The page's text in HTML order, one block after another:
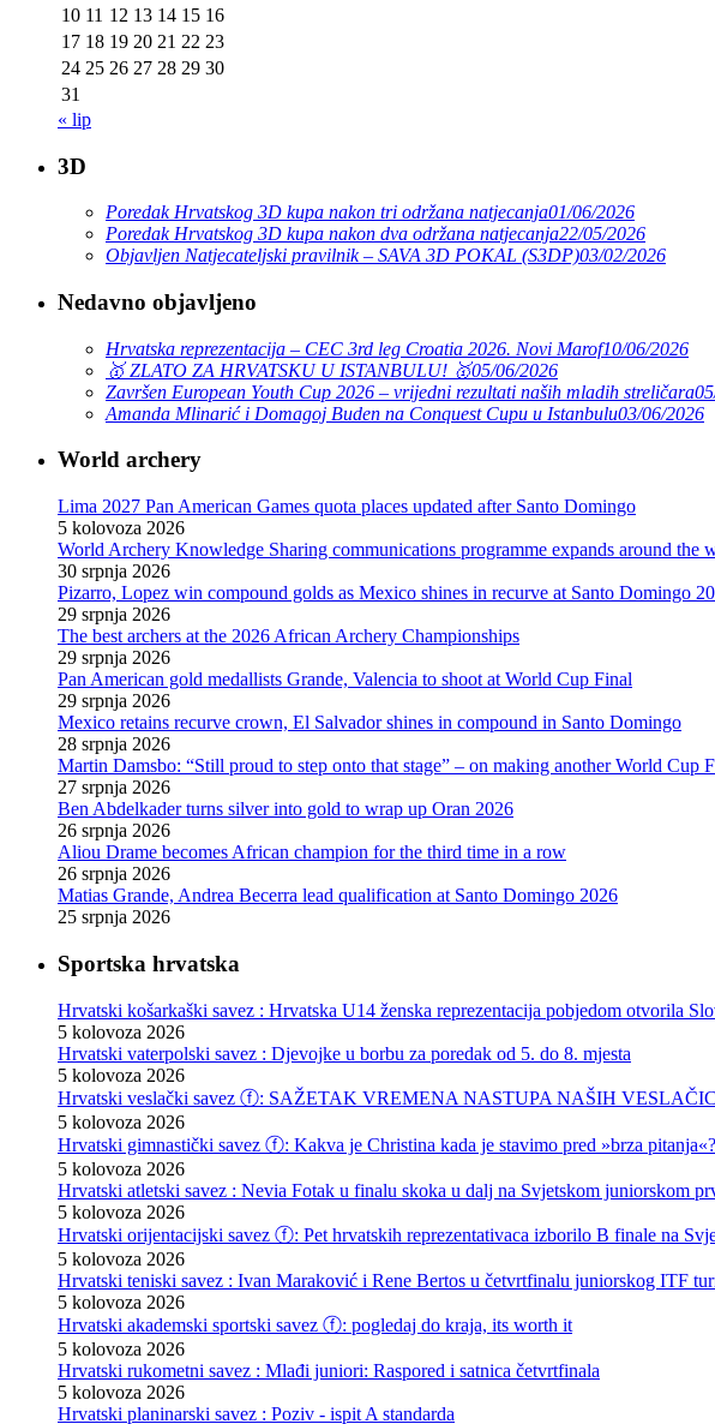
10 11 12 13 14 15 16
17 18 19 20 21 22 23
24 25 26 27 28 29 30
31
« lip
3D
Poredak Hrvatskog 3D kupa nakon tri održana natjecanja01/06/2026
Poredak Hrvatskog 3D kupa nakon dva održana natjecanja22/05/2026
Objavljen Natjecateljski pravilnik – SAVA 3D POKAL (S3DP)03/02/2026
Nedavno objavljeno
Hrvatska reprezentacija – CEC 3rd leg Croatia 2026. Novi Marof10/06/2026
🥇 ZLATO ZA HRVATSKU U ISTANBULU! 🥇05/06/2026
Završen European Youth Cup 2026 – vrijedni rezultati naših mladih streličara
Amanda Mlinarić i Domagoj Buden na Conquest Cupu u Istanbulu03/06/2026
World archery
Lima 2027 Pan American Games quota places updated after Santo Domingo
5 kolovoza 2026
World Archery Knowledge Sharing communications programme expands around the
30 srpnja 2026
Pizarro, Lopez win compound golds as Mexico shines in recurve at Santo Domingo
29 srpnja 2026
The best archers at the 2026 African Archery Championships
29 srpnja 2026
Pan American gold medallists Grande, Valencia to shoot at World Cup Final
29 srpnja 2026
Mexico retains recurve crown, El Salvador shines in compound in Santo Domingo
28 srpnja 2026
Martin Damsbo: “Still proud to step onto that stage” – on making another World Cup
27 srpnja 2026
Ben Abdelkader turns silver into gold to wrap up Oran 2026
26 srpnja 2026
Aliou Drame becomes African champion for the third time in a row
26 srpnja 2026
Matias Grande, Andrea Becerra lead qualification at Santo Domingo 2026
25 srpnja 2026
Sportska hrvatska
Hrvatski košarkaški savez : Hrvatska U14 ženska reprezentacija pobjedom otvorila
5 kolovoza 2026
Hrvatski vaterpolski savez : Djevojke u borbu za poredak od 5. do 8. mjesta
5 kolovoza 2026
Hrvatski veslački savez ⓕ: SAŽETAK VREMENA NASTUPA NAŠIH
5 kolovoza 2026
Hrvatski gimnastički savez ⓕ: Kakva je Christina kada je stavimo pred »brza pitanja«?
5 kolovoza 2026
Hrvatski atletski savez : Nevia Fotak u finalu skoka u dalj na Svjetskom juniorskom
5 kolovoza 2026
Hrvatski orijentacijski savez ⓕ: Pet hrvatskih reprezentativaca izborilo B finale na
5 kolovoza 2026
Hrvatski teniski savez : Ivan Maraković i Rene Bertos u četvrtfinalu juniorskog ITF
5 kolovoza 2026
Hrvatski akademski sportski savez ⓕ: pogledaj do kraja, its worth it
5 kolovoza 2026
Hrvatski rukometni savez : Mlađi juniori: Raspored i satnica četvrtfinala
5 kolovoza 2026
Hrvatski planinarski savez : Poziv - ispit A standarda